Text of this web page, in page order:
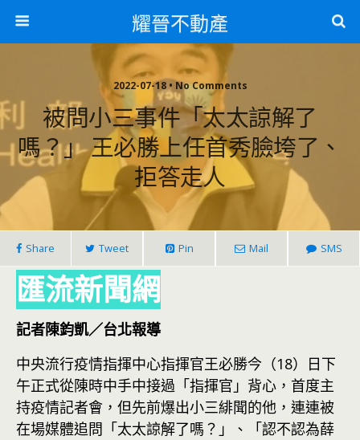
耀晉不動產
2022-07-18 • No Comments
被問小三事件「太太諒解了
嗎？」 王必勝上任首秀臉垮了、
拒答走人
Share Tweet Pin Mail SMS
匯流新聞網
記者陳鈞凱／台北報導
中央流行疫情指揮中心指揮官王必勝今（18）日下
午正式從陳時中手中接過「指揮官」背心，首度主
持疫情記者會，但先前爆出小三緋聞的他，連連被
在場媒體追問「太太諒解了嗎？」、「認不認為薛